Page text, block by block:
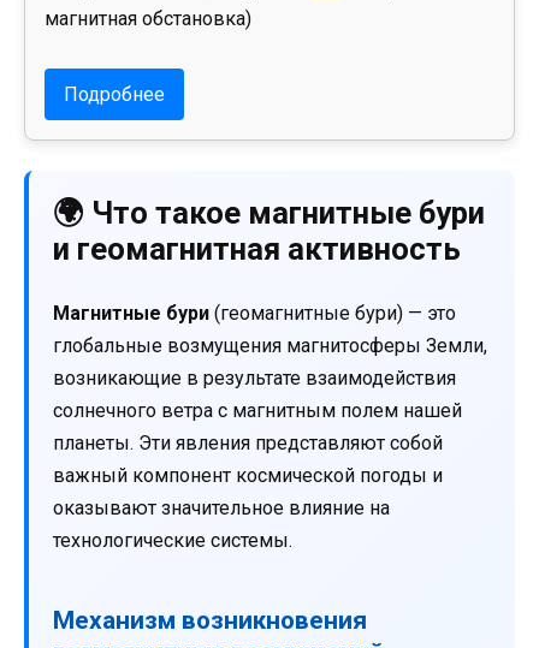
магнитная обстановка)
Подробнее
🌍 Что такое магнитные бури
и геомагнитная активность
Магнитные бури (геомагнитные бури) — это
глобальные возмущения магнитосферы Земли,
возникающие в результате взаимодействия
солнечного ветра с магнитным полем нашей
планеты. Эти явления представляют собой
важный компонент космической погоды и
оказывают значительное влияние на
технологические системы.
Механизм возникновения